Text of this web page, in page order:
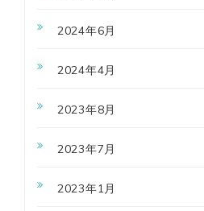
2024年6月
2024年4月
2023年8月
2023年7月
2023年1月